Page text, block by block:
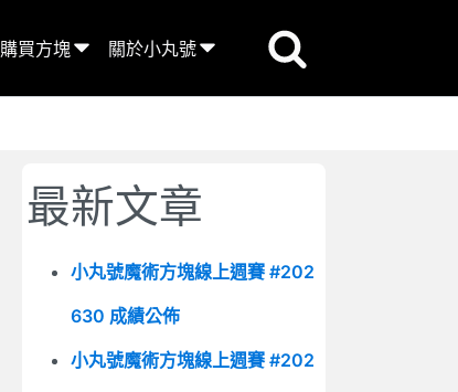
購買方塊 關於小丸號
最新文章
小丸號魔術方塊線上週賽 #202
630 成績公佈
小丸號魔術方塊線上週賽 #202